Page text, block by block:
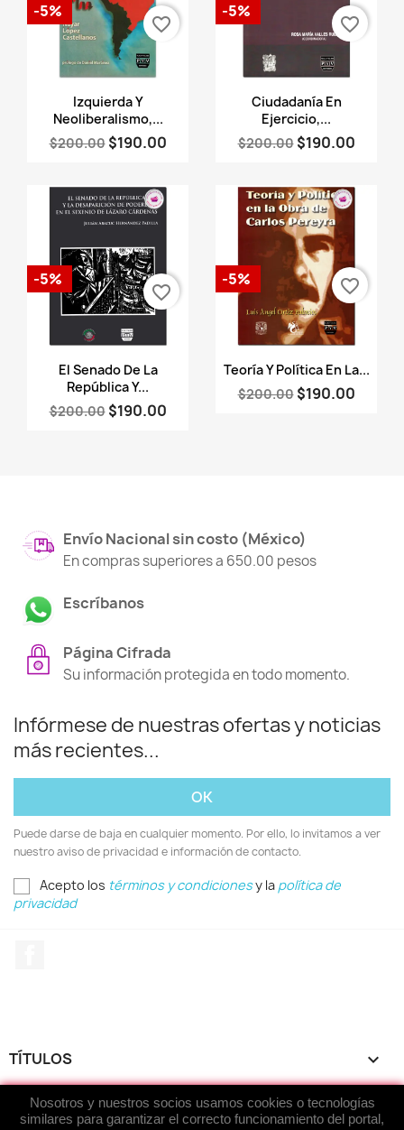
Vista rápida
Izquierda Y
Neoliberalismo,...
$200.00 $190.00
-5%
favorite_border
Vista rápida
Ciudadanía En
Ejercicio,...
$200.00 $190.00
-5%
favorite_border
Vista rápida
El Senado De La
República Y...
$200.00 $190.00
-5%
favorite_border
Vista rápida
Teoría Y Política En La...
$200.00 $190.00
-5% favorite_border
Envío Nacional sin costo (México)
En compras superiores a 650.00 pesos
Escríbanos
Página Cifrada
Su información protegida en todo momento.
Infórmese de nuestras ofertas y noticias
más recientes...
Puede darse de baja en cualquier momento. Por ello, lo invitamos a ver
nuestro aviso de privacidad e información de contacto.
Acepto los términos y condicionesy la política de
privacidad
TÍTULOS 
ACERCA DE... 
Nosotros y nuestros socios usamos cookies o tecnologías
similares para garantizar el correcto funcionamiento del portal,